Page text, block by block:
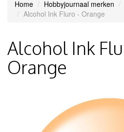
Home Hobbyjournaal merken
Alcohol Ink Fluro - Orange
Alcohol Ink
Orange